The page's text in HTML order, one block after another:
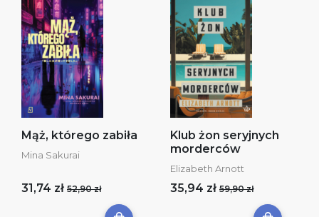
Mąż, którego zabiła
Mina Sakurai
31,74 zł 52,90 zł
Klub żon seryjnych
morderców
Elizabeth Arnott
35,94 zł 59,90 zł